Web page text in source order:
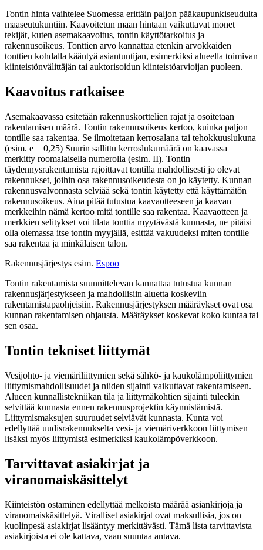
Tontin hinta vaihtelee Suomessa erittäin paljon pääkaupunkiseudulta
maaseutukuntiin. Kaavoitetun maan hintaan vaikuttavat monet
tekijät, kuten asemakaavoitus, tontin käyttötarkoitus ja
rakennusoikeus. Tonttien arvo kannattaa etenkin arvokkaiden
tonttien kohdalla kääntyä asiantuntijan, esimerkiksi alueella toimivan
kiinteistönvälittäjän tai auktorisoidun kiinteistöarvioijan puoleen.
Kaavoitus ratkaisee
Asemakaavassa esitetään rakennuskorttelien rajat ja osoitetaan
rakentamisen määrä. Tontin rakennusoikeus kertoo, kuinka paljon
tontille saa rakentaa. Se ilmoitetaan kerrosalana tai tehokkuuslukuna
(esim. e = 0,25) Suurin sallittu kerroslukumäärä on kaavassa
merkitty roomalaisella numerolla (esim. II). Tontin
täydennysrakentamista rajoittavat tontilla mahdollisesti jo olevat
rakennukset, joihin osa rakennusoikeudesta on jo käytetty. Kunnan
rakennusvalvonnasta selviää sekä tontin käytetty että käyttämätön
rakennusoikeus. Aina pitää tutustua kaavaotteeseen ja kaavan
merkkeihin nämä kertoo mitä tontille saa rakentaa. Kaavaotteen ja
merkkien selitykset voi tilata tonttia myytävästä kunnasta, ne pitäisi
olla olemassa itse tontin myyjällä, esittää vakuudeksi miten tontille
saa rakentaa ja minkälaisen talon.
Rakennusjärjestys esim. Espoo
Tontin rakentamista suunnittelevan kannattaa tutustua kunnan
rakennusjärjestykseen ja mahdollisiin aluetta koskeviin
rakentamistapaohjeisiin. Rakennusjärjestyksen määräykset ovat osa
kunnan rakentamisen ohjausta. Määräykset koskevat koko kuntaa tai
sen osaa.
Tontin tekniset liittymät
Vesijohto- ja viemäriliittymien sekä sähkö- ja kaukolämpöliittymien
liittymismahdollisuudet ja niiden sijainti vaikuttavat rakentamiseen.
Alueen kunnallistekniikan tila ja liittymäkohtien sijainti tuleekin
selvittää kunnasta ennen rakennusprojektin käynnistämistä.
Liittymismaksujen suuruudet selviävät kunnasta. Kunta voi
edellyttää uudisrakennukselta vesi- ja viemäriverkkoon liittymisen
lisäksi myös liittymistä esimerkiksi kaukolämpöverkkoon.
Tarvittavat asiakirjat ja
viranomaiskäsittelyt
Kiinteistön ostaminen edellyttää melkoista määrää asiankirjoja ja
viranomaiskäsittelyä. Viralliset asiakirjat ovat maksullisia, jos on
kuolinpesä asiakirjat lisääntyy merkittävästi. Tämä lista tarvittavista
asiakirjoista ei ole kattava, vaan suuntaa antava.